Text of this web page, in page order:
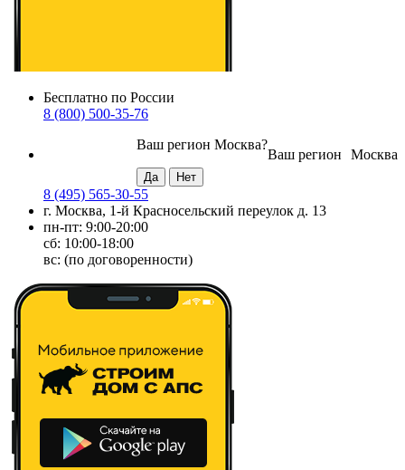
Бесплатно по России
8 (800) 500-35-76
Москва
Ваш регион
Ваш регион Москва?
8 (495) 565-30-55
г. Москва, 1-й Красносельский переулок д. 13
пн-пт: 9:00-20:00
сб: 10:00-18:00
вс: (по договоренности)